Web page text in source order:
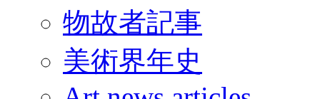
物故者記事
美術界年史